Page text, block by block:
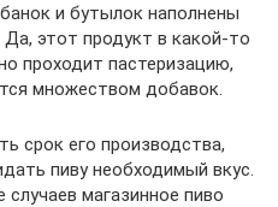
и бутылок наполнены
этот продукт в какой-то
проходит пастеризацию,
множеством добавок.
срок его производства,
пиву необходимый вкус.
магазинное пиво